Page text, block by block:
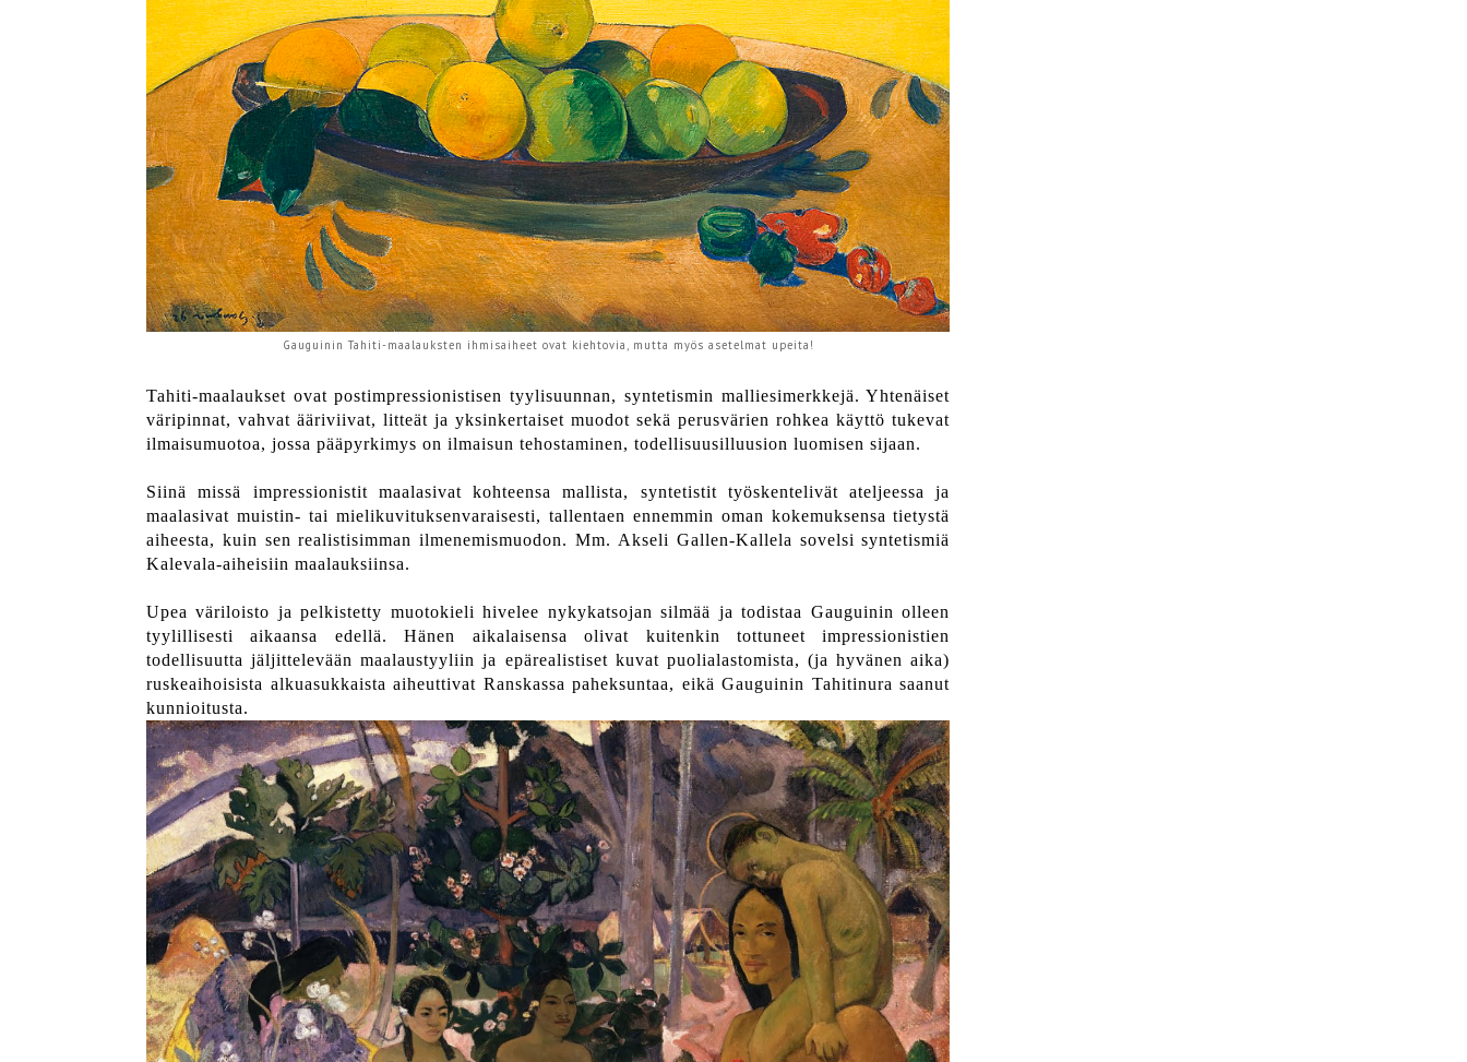
Gauguinin Tahiti-maalauksten ihmisaiheet ovat kiehtovia, mutta myös asetelmat upeita!
Tahiti-maalaukset ovat postimpressionistisen tyylisuunnan, syntetismin malliesimerkkejä. Yhtenäiset
väripinnat, vahvat ääriviivat, litteät ja yksinkertaiset muodot sekä perusvärien rohkea käyttö tukevat
ilmaisumuotoa, jossa pääpyrkimys on ilmaisun tehostaminen, todellisuusilluusion luomisen sijaan.
Siinä missä impressionistit maalasivat kohteensa mallista, syntetistit työskentelivät ateljeessa ja
maalasivat muistin- tai mielikuvituksenvaraisesti, tallentaen ennemmin oman kokemuksensa tietystä
aiheesta, kuin sen realistisimman ilmenemismuodon. Mm. Akseli Gallen-Kallela sovelsi syntetismiä
Kalevala-aiheisiin maalauksiinsa.
Upea väriloisto ja pelkistetty muotokieli hivelee nykykatsojan silmää ja todistaa Gauguinin olleen
tyylillisesti aikaansa edellä. Hänen aikalaisensa olivat kuitenkin tottuneet impressionistien
todellisuutta jäljittelevään maalaustyyliin ja epärealistiset kuvat puolialastomista, (ja hyvänen aika)
ruskeaihoisista alkuasukkaista aiheuttivat Ranskassa paheksuntaa, eikä Gauguinin Tahitinura saanut
kunnioitusta.